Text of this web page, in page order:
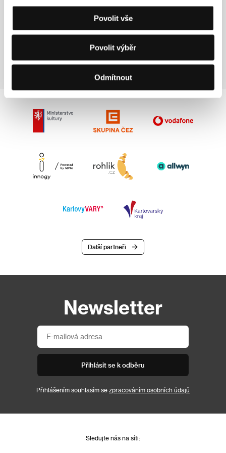
Povolit vše
Povolit výběr
Odmítnout
Kozáková a dramaturg Vojtěch Kočárník.
Máte-li jakékoli dotazy, kontaktujte nás emailem
Další partneři
Newsletter
Přihlásit se k odběru
Přihlášením souhlasím se zpracováním osobních údajů
Sledujte nás na síti: